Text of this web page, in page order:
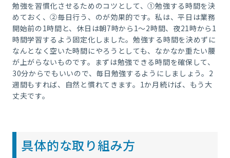
勉強を習慣化させるためのコツとして、①勉強する時間を決
めておく、②毎日行う、のが効果的です。私は、平日は業務
開始前の1時間と、休日は朝7時から1～2時間、夜21時から1
時間学習するよう固定化しました。勉強する時間を決めずに
なんとなく空いた時間にやろうとしても、なかなか重たい腰
が上がらないものです。まずは勉強できる時間を確保して、
30分からでもいいので、毎日勉強するようにしましょう。2
週間もすれば、自然と慣れてきます。1か月続けば、もう大
丈夫です。
具体的な取り組み方